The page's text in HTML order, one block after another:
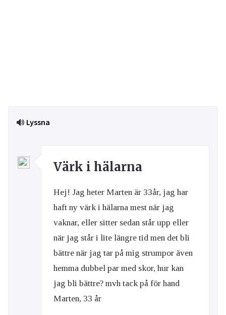
Lyssna
Värk i hälarna
Hej! Jag heter Marten är 33år, jag har
haft ny värk i hälarna mest när jag
vaknar, eller sitter sedan står upp eller
när jag står i lite längre tid men det bli
bättre när jag tar på mig strumpor även
hemma dubbel par med skor, hur kan
jag bli bättre? mvh tack på för hand
Marten, 33 år